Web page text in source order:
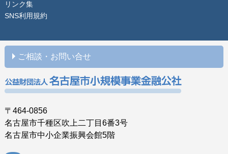
リンク集
SNS利用規約
ご相談・お問い合せ
〒464-0856
名古屋市千種区吹上二丁目6番3号
名古屋市中小企業振興会館5階